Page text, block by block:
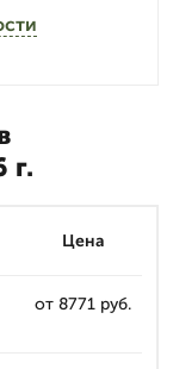
г.
Цена
от 8771 руб.